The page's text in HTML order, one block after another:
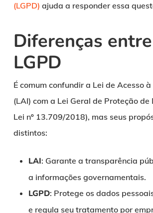
(LGPD) ajuda a responder essa
Diferenças
LGPD
É comum confundir a Lei de Acesso
(LAI) com a Lei Geral de Proteção de
Lei nº 13.709/2018), mas seus
distintos:
LAI: Garante a transparência
a informações governamentais.
LGPD: Protege os dados
e regula seu tratamento por